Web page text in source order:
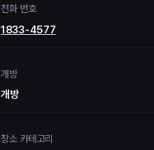
전화 번호
1833-4577
개방
개방
장소 카테고리